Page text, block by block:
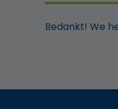
Bedankt! We